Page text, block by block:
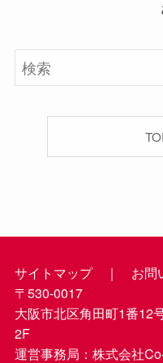
サイトマップ｜ お問
〒530-0017
大阪市北区角田町1番12
2F
運営事務局：株式会社